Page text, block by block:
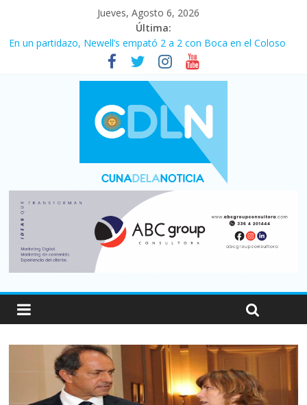
Jueves, Agosto 6, 2026
Última:
En un partidazo, Newell’s empató 2 a 2 con Boca en el Coloso
Vacaciones de invierno con más movimiento y consumo
turístico: 4,6 millones de personas viajaron por el país, un 5,9%
Fuerte caída de la venta de autos usados en julio: bajó un 12,6%
Central venció 1 a 0 al River de Coudet en el Monumental
Pullaro mejora sus relaciones con el Gobierno nacional